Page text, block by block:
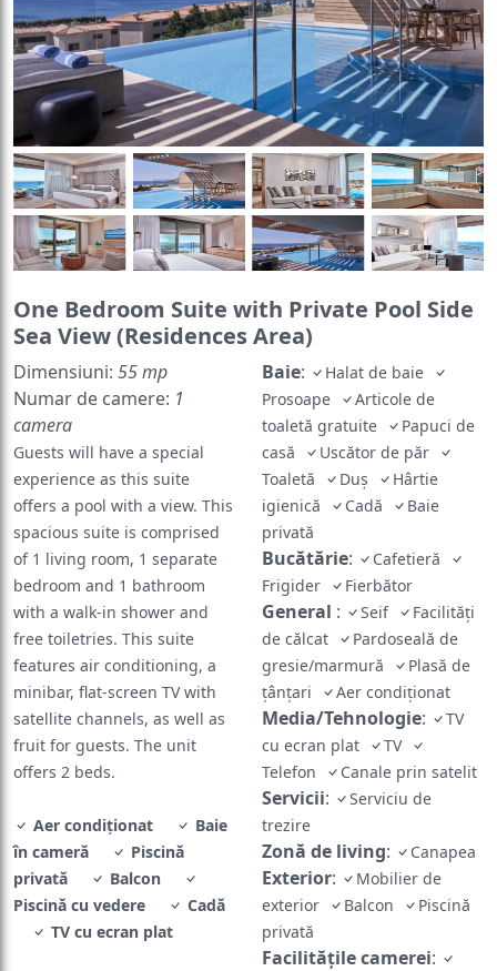
One Bedroom Suite with Private Pool Side
Sea View (Residences Area)
Dimensiuni: 55 mp
Numar de camere: 1
camera
Guests will have a special
experience as this suite
offers a pool with a view. This
spacious suite is comprised
of 1 living room, 1 separate
bedroom and 1 bathroom
with a walk-in shower and
free toiletries. This suite
features air conditioning, a
minibar, flat-screen TV with
satellite channels, as well as
fruit for guests. The unit
offers 2 beds.
Aer condiționat
Baie
în cameră
Piscină
privată
Balcon
Piscină cu vedere
Cadă
TV cu ecran plat
Baie:
Halat de baie
Prosoape
Articole de
toaletă gratuite
Papuci de
casă
Uscător de păr
Toaletă
Duș
Hârtie
igienică
Cadă
Baie
privată
Bucătărie:
Cafetieră
Frigider
Fierbător
General : Seif
Facilități
de călcat
Pardoseală de
gresie/marmură
Plasă de
țânțari
Aer condiționat
Media/Tehnologie:
TV
cu ecran plat
TV
Telefon
Canale prin satelit
Servicii:
Serviciu de
trezire
Zonă de living: Canapea
Exterior:
Mobilier de
exterior
Balcon
Piscină
privată
Facilităţile camerei: